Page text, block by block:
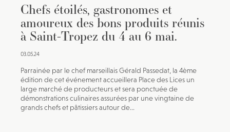
Chefs étoilés, gastronomes et
amoureux des bons produits réunis
à Saint-Tropez du 4 au 6 mai.
03.05.24
Parrainée par le chef marseillais Gérald Passedat, la 4ème
édition de cet événement accueillera Place des Lices un
large marché de producteurs et sera ponctuée de
démonstrations culinaires assurées par une vingtaine de
grands chefs et pâtissiers autour de...